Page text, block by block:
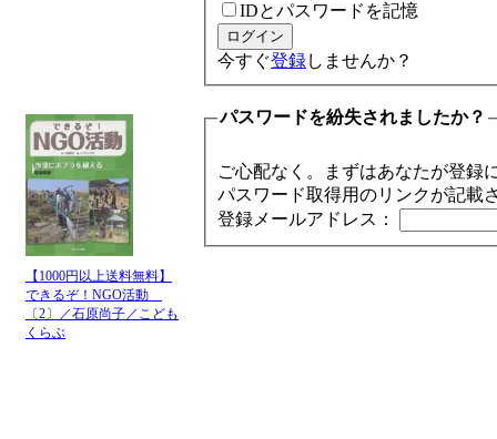
【1000円以上送料無料】
できるぞ！NGO活動
〔2〕／石原尚子／こども
くらぶ
IDとパスワードを記憶
今すぐ登録しませんか？
パスワードを紛失されましたか？
ご心配なく。まずはあなたが登録
パスワード取得用のリンクが記載
登録メールアドレス：